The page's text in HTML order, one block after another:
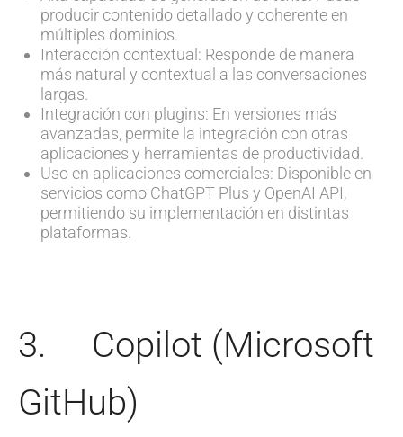
producir contenido detallado y coherente en
múltiples dominios.
Interacción contextual: Responde de manera
más natural y contextual a las conversaciones
largas.
Integración con plugins: En versiones más
avanzadas, permite la integración con otras
aplicaciones y herramientas de productividad.
Uso en aplicaciones comerciales: Disponible en
servicios como ChatGPT Plus y OpenAI API,
permitiendo su implementación en distintas
plataformas.
3. Copilot (Microsoft
GitHub)